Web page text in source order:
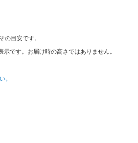
目安です。
です。お届け時の高さではありません。
。